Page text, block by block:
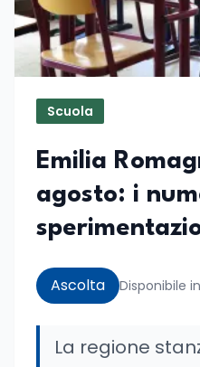
Scuola
Emilia
agosto: i
Ascolta Disponibile
La regione